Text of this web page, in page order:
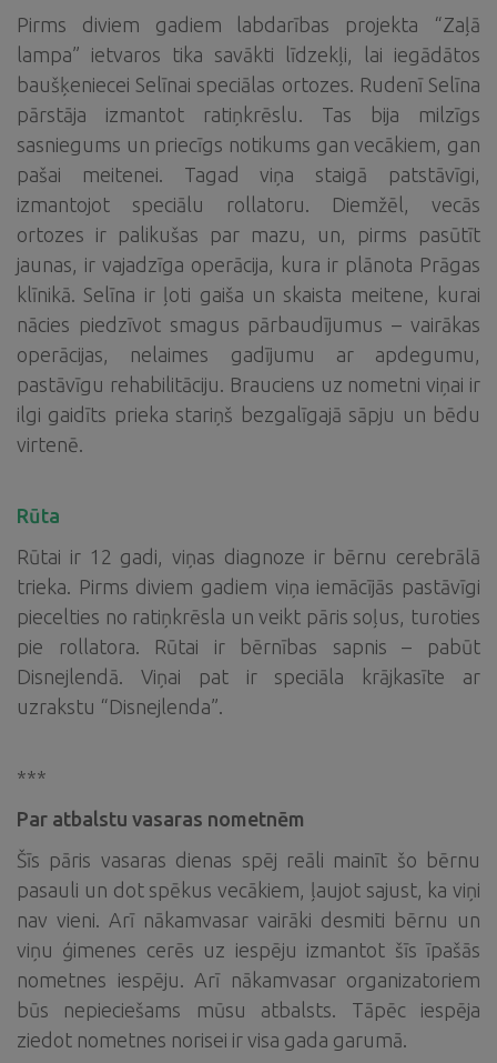
Pirms diviem gadiem labdarības projekta “Zaļā
lampa” ietvaros tika savākti līdzekļi, lai iegādātos
baušķeniecei Selīnai speciālas ortozes. Rudenī Selīna
pārstāja izmantot ratiņkrēslu. Tas bija milzīgs
sasniegums un priecīgs notikums gan vecākiem, gan
pašai meitenei. Tagad viņa staigā patstāvīgi,
izmantojot speciālu rollatoru. Diemžēl, vecās
ortozes ir palikušas par mazu, un, pirms pasūtīt
jaunas, ir vajadzīga operācija, kura ir plānota Prāgas
klīnikā. Selīna ir ļoti gaiša un skaista meitene, kurai
nācies piedzīvot smagus pārbaudījumus – vairākas
operācijas, nelaimes gadījumu ar apdegumu,
pastāvīgu rehabilitāciju. Brauciens uz nometni viņai ir
ilgi gaidīts prieka stariņš bezgalīgajā sāpju un bēdu
virtenē.
Rūta
Rūtai ir 12 gadi, viņas diagnoze ir bērnu cerebrālā
trieka. Pirms diviem gadiem viņa iemācījās pastāvīgi
piecelties no ratiņkrēsla un veikt pāris soļus, turoties
pie rollatora. Rūtai ir bērnības sapnis – pabūt
Disnejlendā. Viņai pat ir speciāla krājkasīte ar
uzrakstu “Disnejlenda”.
***
Par atbalstu vasaras nometnēm
Šīs pāris vasaras dienas spēj reāli mainīt šo bērnu
pasauli un dot spēkus vecākiem, ļaujot sajust, ka viņi
nav vieni. Arī nākamvasar vairāki desmiti bērnu un
viņu ģimenes cerēs uz iespēju izmantot šīs īpašās
nometnes iespēju. Arī nākamvasar organizatoriem
būs nepieciešams mūsu atbalsts. Tāpēc iespēja
ziedot nometnes norisei ir visa gada garumā.